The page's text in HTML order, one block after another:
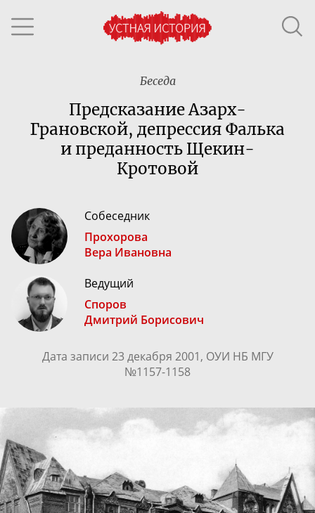
Беседа
ПредсказаниеАзарх-
Грановской, депрессия Фалька
и преданностьЩекин-
Кротовой
Собеседник
Прохорова
Вера Ивановна
Ведущий
Споров
Дмитрий Борисович
Дата записи 23 декабря 2001, ОУИ НБ МГУ
№1157-1158